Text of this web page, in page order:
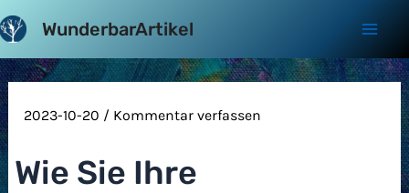
Zum
Inhalt
springen
WunderbarArtikel
2023-10-20 / Kommentar verfassen
Wie Sie Ihre